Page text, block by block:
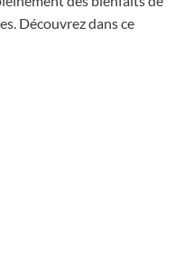
Découvrez dans ce